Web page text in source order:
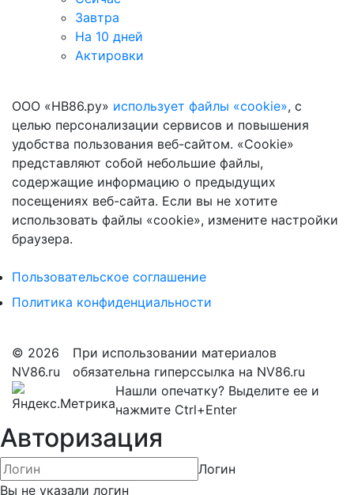
Завтра
На 10 дней
Актировки
ООО «НВ86.ру» использует файлы «cookie», с
целью персонализации сервисов и повышения
удобства пользования веб-сайтом. «Cookie»
представляют собой небольшие файлы,
содержащие информацию о предыдущих
посещениях веб-сайта. Если вы не хотите
использовать файлы «cookie», измените настройки
браузера.
Пользовательское соглашение
Политика конфиденциальности
© 2026
NV86.ru
При использовании материалов
обязательна гиперссылка на NV86.ru
Нашли опечатку? Выделите ее и
нажмите Ctrl+Enter
Авторизация
Логин
Вы не указали логин